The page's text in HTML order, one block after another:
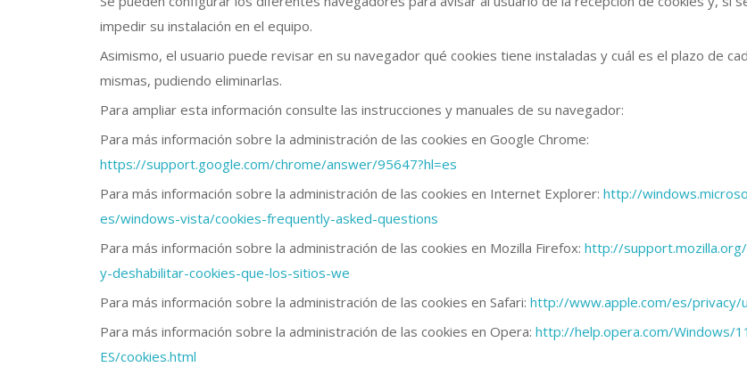
impedir su instalación en el equipo.
Asimismo, el usuario puede revisar en su navegador qué cookies tiene instaladas y cuál es el plazo de
mismas, pudiendo eliminarlas.
Para ampliar esta información consulte las instrucciones y manuales de su navegador:
Para más información sobre la administración de las cookies en Google Chrome:
https://support.google.com/chrome/answer/95647?hl=es
Para más información sobre la administración de las cookies en Internet Explorer: http://
es/windows-vista/cookies-frequently-asked-questions
Para más información sobre la administración de las cookies en Mozilla Firefox: http://
y-deshabilitar-cookies-que-los-sitios-we
Para más información sobre la administración de las cookies en Safari: http://www.apple.com/es/privacy/
Para más información sobre la administración de las cookies en Opera: http://help.opera.com/Windows/
ES/cookies.html